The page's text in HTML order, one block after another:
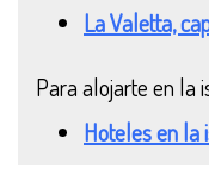
La Valetta,
Para alojarte en la
Hoteles en la